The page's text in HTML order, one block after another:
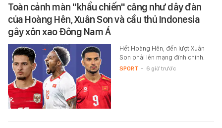
Toàn cảnh màn "khẩu chiến" căng như dây đàn
của Hoàng Hên, Xuân Son và cầu thủ Indonesia
gây xôn xao Đông Nam Á
Hết Hoàng Hên, đến lượt Xuân
Son phải lên mạng đính chính.
SPORT - 6 giờ trước